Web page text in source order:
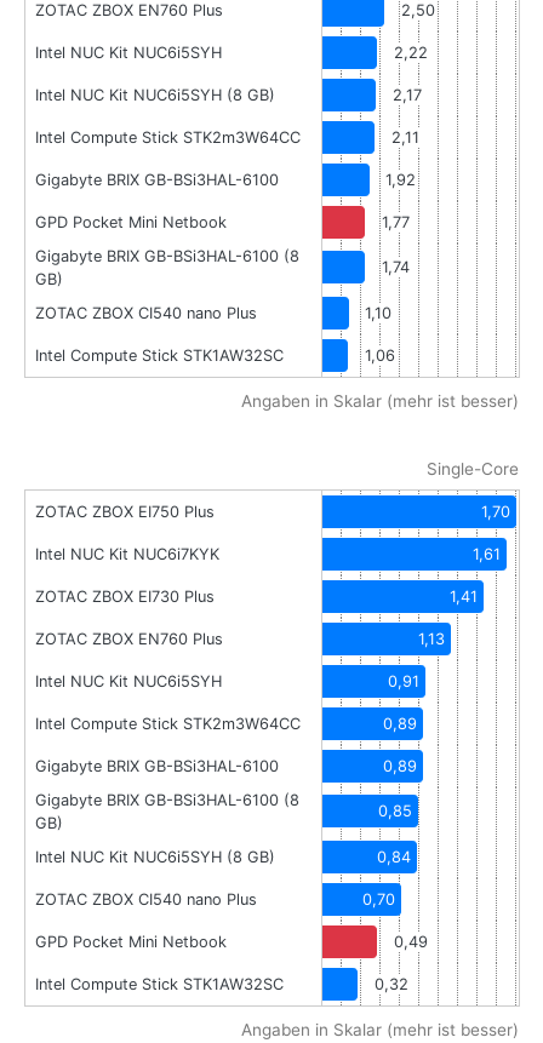
ZOTAC ZBOX EN760 Plus 2,50
Intel NUC Kit NUC6i5SYH 2,22
Intel NUC Kit NUC6i5SYH (8 GB) 2,17
Intel Compute Stick STK2m3W64CC 2,11
Gigabyte BRIX GB-BSi3HAL-6100 1,92
GPD Pocket Mini Netbook
1,77
Gigabyte BRIX GB-BSi3HAL-6100 (8
GB)
1,74
ZOTAC ZBOX CI540 nano Plus 1,10
Intel Compute Stick STK1AW32SC 1,06
Angaben in Skalar (mehr ist besser)
Single-Core
ZOTAC ZBOX EI750 Plus 1,70
Intel NUC Kit NUC6i7KYK 1,61
ZOTAC ZBOX EI730 Plus 1,41
ZOTAC ZBOX EN760 Plus 1,13
Intel NUC Kit NUC6i5SYH 0,91
Intel Compute Stick STK2m3W64CC 0,89
Gigabyte BRIX GB-BSi3HAL-6100
0,89
Gigabyte BRIX GB-BSi3HAL-6100 (8
GB)
0,85
Intel NUC Kit NUC6i5SYH (8 GB) 0,84
ZOTAC ZBOX CI540 nano Plus 0,70
GPD Pocket Mini Netbook 0,49
Intel Compute Stick STK1AW32SC 0,32
Angaben in Skalar (mehr ist besser)